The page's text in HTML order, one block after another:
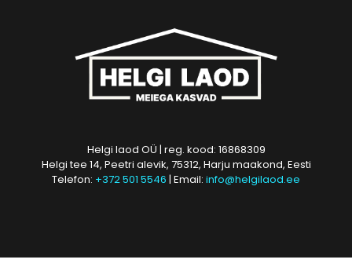
Helgi laod OÜ | reg. kood: 16868309
Helgi tee 14, Peetri alevik, 75312, Harju maakond, Eesti
Telefon: +372 501 5546 | Email: info@helgilaod.ee